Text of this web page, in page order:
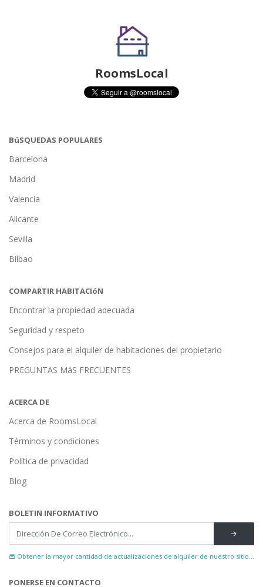
RoomsLocal
BúSQUEDAS POPULARES
Barcelona
Madrid
Valencia
Alicante
Sevilla
Bilbao
COMPARTIR HABITACIóN
Encontrar la propiedad adecuada
Seguridad y respeto
Consejos para el alquiler de habitaciones del propietario
PREGUNTAS MáS FRECUENTES
ACERCA DE
Acerca de RoomsLocal
Términos y condiciones
Política de privacidad
Blog
BOLETIN INFORMATIVO
Obtener la mayor cantidad de actualizaciones de alquiler de nuestro sitio...
PONERSE EN CONTACTO